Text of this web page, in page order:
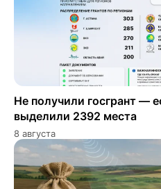
Не получили госгрант —
выделили 2392 места
8 августа